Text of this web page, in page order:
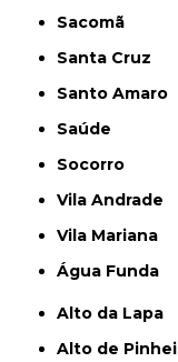
Sacomã
Santa Cruz
Santo Amaro
Saúde
Socorro
Vila Andrade
Vila Mariana
Água Funda
Alto da Lapa
Alto de